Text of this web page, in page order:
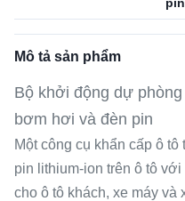
Mô tả sản phẩm
Bộ khởi động dự
bơm hơi và đèn pin
Một công cụ khẩn cấp ô
pin lithium-ion trên ô tô
cho ô tô khách, xe máy và